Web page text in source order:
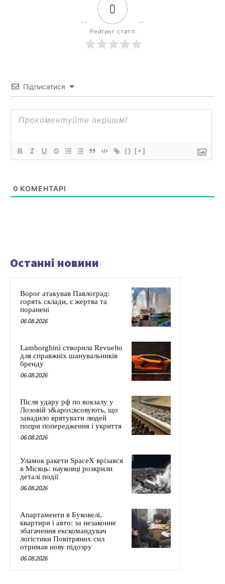
0
Рейтинг статті
Підписатися
{} [+]
0 КОМЕНТАРІ
Останні новини
Ворог атакував Павлоград:
горять склади, є жертва та
поранені
06.08.2026
Lamborghini створила Revuelto
для справжніх шанувальників
бренду
06.08.2026
Після удару рф по вокзалу у
Лозовій з&apos;ясовують, що
завадило врятувати людей
попри попередження і укриття
06.08.2026
Уламок ракети SpaceX врізався
в Місяць: науковці розкрили
деталі події
06.08.2026
Апартаменти в Буковелі,
квартири і авто: за незаконне
збагачення екскомандувач
логістики Повітряних сил
отримав нову підозру
06.08.2026